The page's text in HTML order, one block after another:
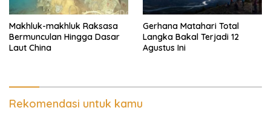
Makhluk-makhluk Raksasa
Bermunculan Hingga Dasar
Laut China
Gerhana Matahari Total
Langka Bakal Terjadi 12
Agustus Ini
Rekomendasi untuk kamu